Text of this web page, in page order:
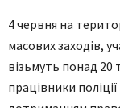
4 червня на
масових заходів,
візьмуть понад
працівники